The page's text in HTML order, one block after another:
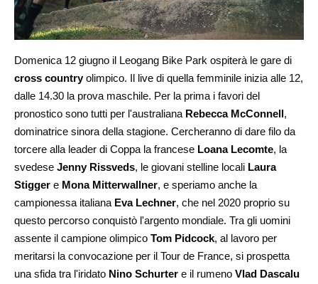
Domenica 12 giugno il Leogang Bike Park ospiterà le gare di
cross countryolimpico. Il live di quella femminile inizia alle 12,
dalle 14.30 la prova maschile. Per la prima i favori del
pronostico sono tutti per l'australiana Rebecca McConnell,
dominatrice sinora della stagione. Cercheranno di dare filo da
torcere alla leader di Coppa la francese Loana Lecomte, la
svedese Jenny Rissveds, le giovani stelline locali Laura
Stigger e Mona Mitterwallner, e speriamo anche la
campionessa italiana Eva Lechner, che nel 2020 proprio su
questo percorso conquistò l'argento mondiale. Tra gli uomini
assente il campione olimpico Tom Pidcock, al lavoro per
meritarsi la convocazione per il Tour de France, si prospetta
una sfida tra l'iridato Nino Schurter e il rumeno Vlad Dascalu